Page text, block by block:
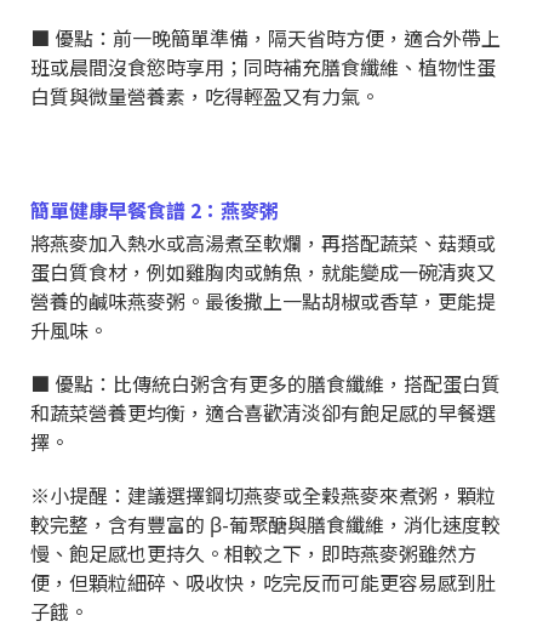
■ 優點：前一晚簡單準備，隔天省時方便，適合外帶上
班或晨間沒食慾時享用；同時補充膳食纖維、植物性蛋
白質與微量營養素，吃得輕盈又有力氣。
簡單健康早餐食譜 2：燕麥粥
將燕麥加入熱水或高湯煮至軟爛，再搭配蔬菜、菇類或
蛋白質食材，例如雞胸肉或鮪魚，就能變成一碗清爽又
營養的鹹味燕麥粥。最後撒上一點胡椒或香草，更能提
升風味。
■ 優點：比傳統白粥含有更多的膳食纖維，搭配蛋白質
和蔬菜營養更均衡，適合喜歡清淡卻有飽足感的早餐選
擇。
※小提醒：建議選擇鋼切燕麥或全穀燕麥來煮粥，顆粒
較完整，含有豐富的 β-葡聚醣與膳食纖維，消化速度較
慢、飽足感也更持久。相較之下，即時燕麥粥雖然方
便，但顆粒細碎、吸收快，吃完反而可能更容易感到肚
子餓。